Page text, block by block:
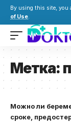
By using this site, you
of Use.
Метка:
Можно ли
сроке,